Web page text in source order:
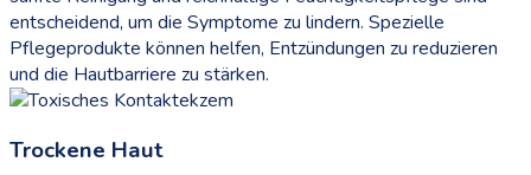
entscheidend, um die Symptome zu lindern. Spezielle
Pflegeprodukte können helfen, Entzündungen zu reduzieren
und die Hautbarriere zu stärken.
Trockene Haut